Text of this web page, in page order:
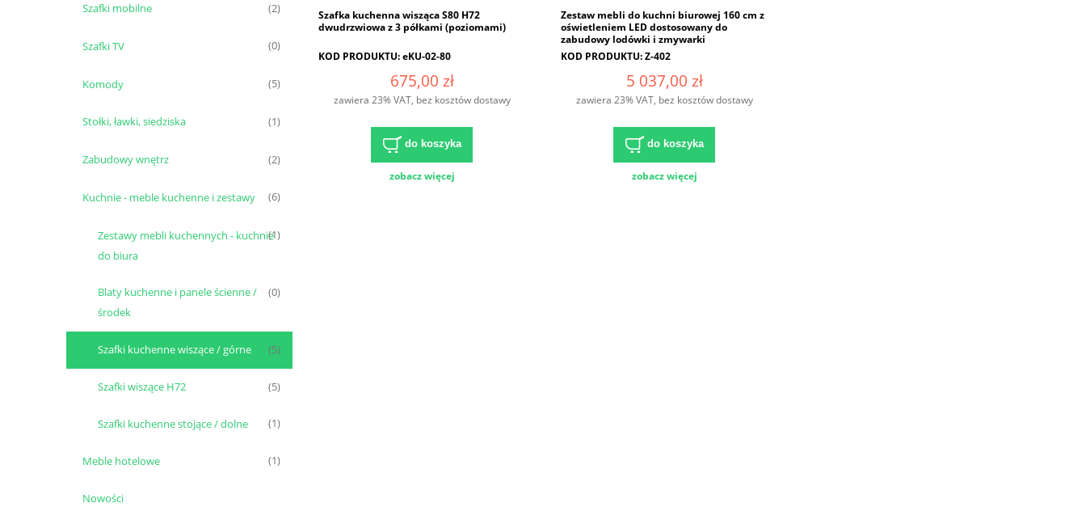
Szafki mobilne (2)
Szafki TV (0)
Komody (5)
Stołki, ławki, siedziska (1)
Zabudowy wnętrz (2)
Kuchnie - meble kuchenne i zestawy (6)
Zestawy mebli kuchennych - kuchnie
do biura
(1)
Blaty kuchenne i panele ścienne /
środek
(0)
Szafki kuchenne wiszące / górne (5)
Szafki wiszące H72 (5)
Szafki kuchenne stojące / dolne (1)
Meble hotelowe (1)
Nowości
Szafka kuchenna wisząca S80 H72
dwudrzwiowa z 3 półkami (poziomami)
KOD PRODUKTU: eKU-02-80
675,00 zł
zawiera 23% VAT, bez kosztów dostawy
do koszyka
zobacz więcej
Zestaw mebli do kuchni biurowej 160 cm z
oświetleniem LED dostosowany do
zabudowy lodówki i zmywarki
KOD PRODUKTU: Z-402
5 037,00 zł
zawiera 23% VAT, bez kosztów dostawy
do koszyka
zobacz więcej